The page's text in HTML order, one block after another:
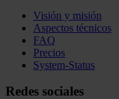
Visión y misión
Aspectos técnicos
FAQ
Precios
System-Status
Redes sociales